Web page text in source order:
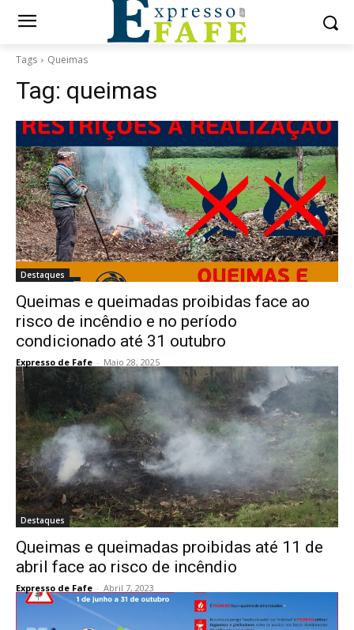
Tags Queimas
Tag: queimas
Destaques
Queimas e queimadas proibidas face ao
risco de incêndio e no período
condicionado até 31 outubro
Expresso de Fafe - Maio 28, 2025
Destaques
Queimas e queimadas proibidas até 11 de
abril face ao risco de incêndio
Expresso de Fafe - Abril 7, 2023